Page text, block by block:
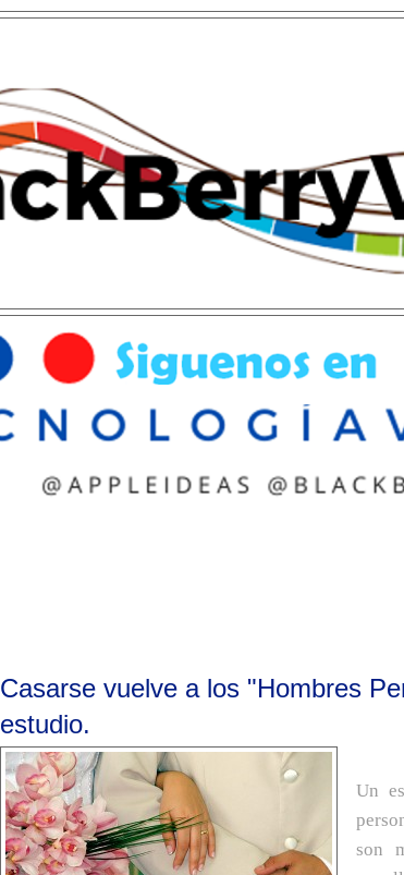
Casarse vuelve a los "Hombres
estudio.
Un
son